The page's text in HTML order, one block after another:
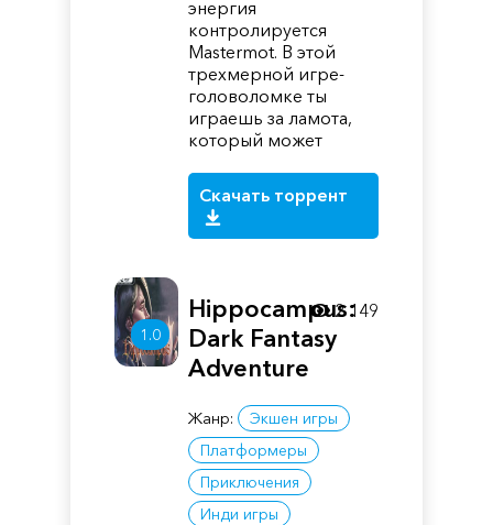
энергия
контролируется
Mastermot. В этой
трехмерной игре-
головоломке ты
играешь за ламота,
который может
Скачать торрент
1.0
Hippocampus:
Dark Fantasy
Adventure
Жанр:
Экшен игры
Платформеры
Приключения
Инди игры
2 149